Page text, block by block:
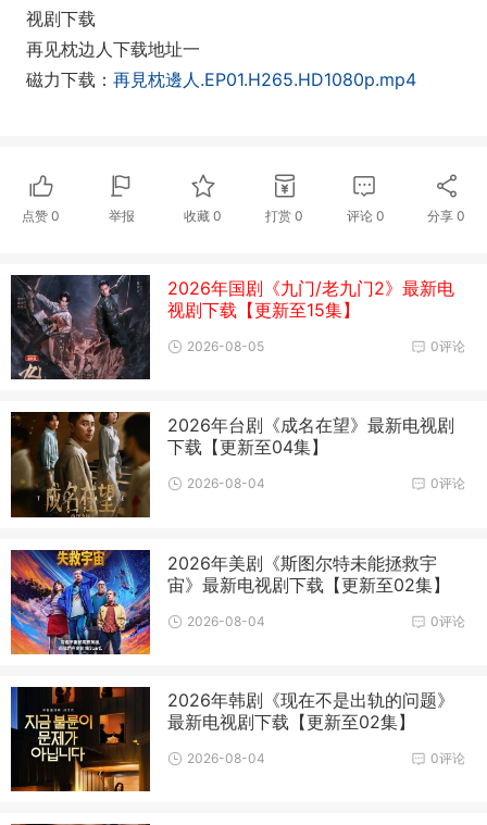
视剧下载
再见枕边人下载地址一
磁力下载： 再見枕邊人.EP01.H265.HD1080p.mp4
点赞 0 举报 收藏0 打赏 0 评论 0 分享0
2026年国剧《九门/老九门2》最新电
视剧下载【更新至15集】
0评论
2026-08-05
2026年台剧《成名在望》最新电视剧
下载【更新至04集】
0评论
2026-08-04
2026年美剧《斯图尔特未能拯救宇
宙》最新电视剧下载【更新至02集】
0评论
2026-08-04
2026年韩剧《现在不是出轨的问题》
最新电视剧下载【更新至02集】
0评论
2026-08-04